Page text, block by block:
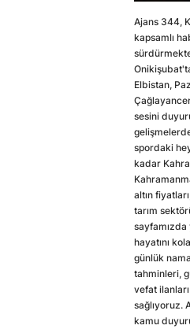
Ajans 344,
kapsamlı
Elbistan,
sesini
spordaki
kadar
altın
tarım
sayfamızda
hayatını
günlük
tahminleri,
vefat
sağlıyoruz.
kamu